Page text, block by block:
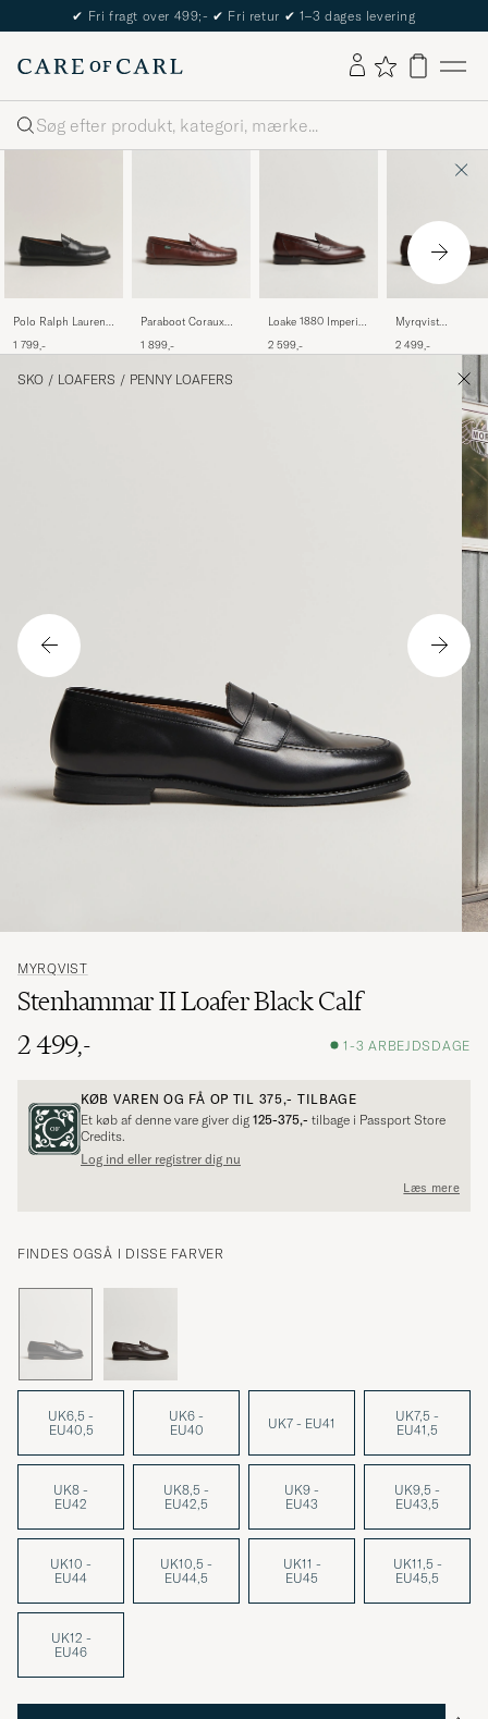
✔ Fri fragt over 499;- ✔ Fri retur ✔ 1–3 dages levering
Søg
Polo Ralph Lauren
Loafers Black Calf
1 799,-
Paraboot Coraux
1 899,-
Loake 1880 Imperial
Brown
2 599,-
Myrqvist
Loafer Dark Brown
2 499,-
SKO / LOAFERS / PENNY LOAFERS
MYRQVIST
Stenhammar II Loafer Black Calf
2 499,-
1-3 ARBEJDSDAGE
KØB VAREN OG FÅ OP TIL 375,- TILBAGE
Et køb af denne vare giver dig 125-375,- tilbage i Passport Store
Credits.
Log ind eller registrer dig nu
Læs mere
FINDES OGSÅ I DISSE FARVER
UK6,5 -
EU40,5
UK6 -
EU40
UK7 - EU41
UK7,5 -
EU41,5
UK8 -
EU42
UK8,5 -
EU42,5
UK9 -
EU43
UK9,5 -
EU43,5
UK10 -
EU44
UK10,5 -
EU44,5
UK11 -
EU45
UK11,5 -
EU45,5
UK12 -
EU46